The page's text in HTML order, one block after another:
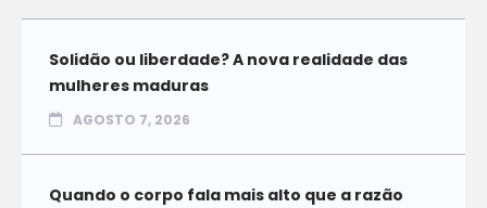
Solidão ou liberdade? A nova realidade das
mulheres maduras
AGOSTO 7, 2026
Quando o corpo fala mais alto que a razão